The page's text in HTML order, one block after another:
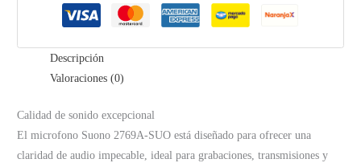
Descripción
Valoraciones (0)
Calidad de sonido excepcional
El microfono Suono 2769A-SUO está diseñado para ofrecer una
claridad de audio impecable, ideal para grabaciones, transmisiones y